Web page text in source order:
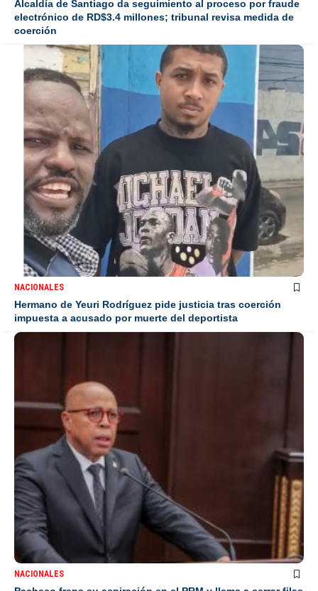
Alcaldía de Santiago da seguimiento al proceso por fraude
electrónico de RD$3.4 millones; tribunal revisa medida de
coerción
NACIONALES
Hermano de Yeuri Rodríguez pide justicia tras coerción
impuesta a acusado por muerte del deportista
NACIONALES